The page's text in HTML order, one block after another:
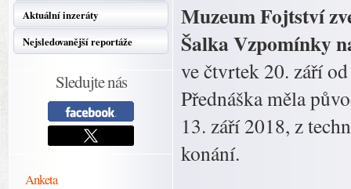
Aktuální inzeráty
Nejsledovanější reportáže
Sledujte nás
Anketa
Muzeum Fojtství
Šalka Vzpomínky
ve čtvrtek 20. září
Přednáška měla
13. září 2018, z
konání.